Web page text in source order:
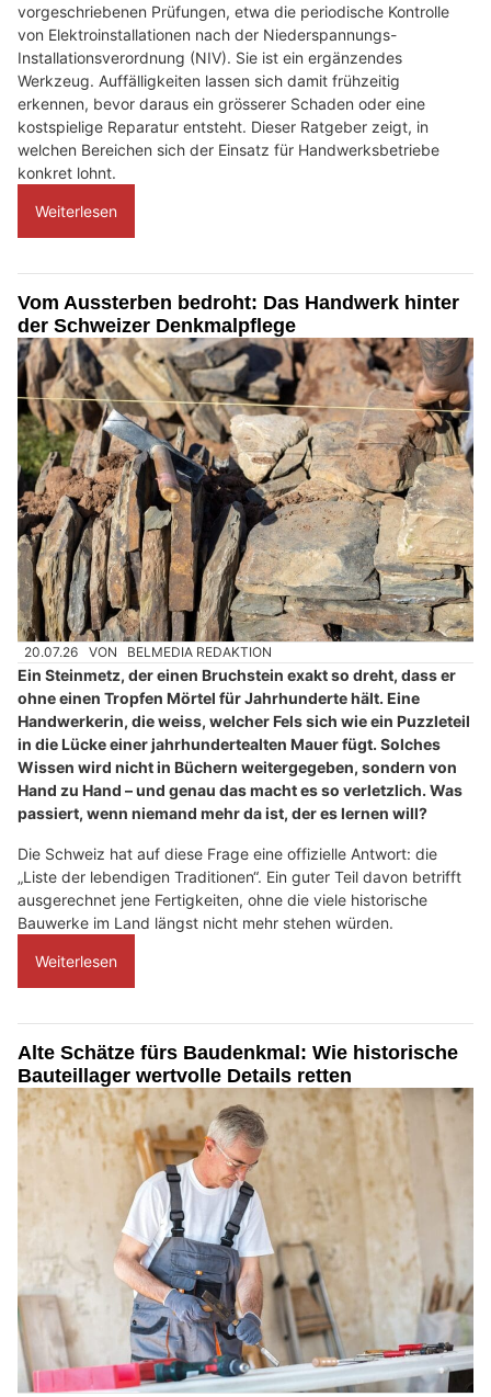
vorgeschriebenen Prüfungen, etwa die periodische Kontrolle
von Elektroinstallationen nach der Niederspannungs-
Installationsverordnung (NIV). Sie ist ein ergänzendes
Werkzeug. Auffälligkeiten lassen sich damit frühzeitig
erkennen, bevor daraus ein grösserer Schaden oder eine
kostspielige Reparatur entsteht. Dieser Ratgeber zeigt, in
welchen Bereichen sich der Einsatz für Handwerksbetriebe
konkret lohnt.
Weiterlesen
Vom Aussterben bedroht: Das Handwerk hinter
der Schweizer Denkmalpflege
20.07.26 VON BELMEDIA REDAKTION
Ein Steinmetz, der einen Bruchstein exakt so dreht, dass er
ohne einen Tropfen Mörtel für Jahrhunderte hält. Eine
Handwerkerin, die weiss, welcher Fels sich wie ein Puzzleteil
in die Lücke einer jahrhundertealten Mauer fügt. Solches
Wissen wird nicht in Büchern weitergegeben, sondern von
Hand zu Hand – und genau das macht es so verletzlich. Was
passiert, wenn niemand mehr da ist, der es lernen will?
Die Schweiz hat auf diese Frage eine offizielle Antwort: die
„Liste der lebendigen Traditionen“. Ein guter Teil davon betrifft
ausgerechnet jene Fertigkeiten, ohne die viele historische
Bauwerke im Land längst nicht mehr stehen würden.
Weiterlesen
Alte Schätze fürs Baudenkmal: Wie historische
Bauteillager wertvolle Details retten